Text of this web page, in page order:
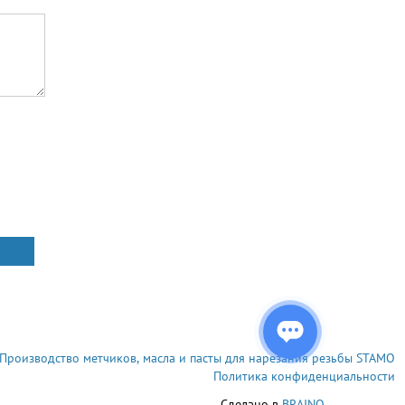
Производство метчиков, масла и пасты для нарезания резьбы STAMO
Политика конфиденциальности